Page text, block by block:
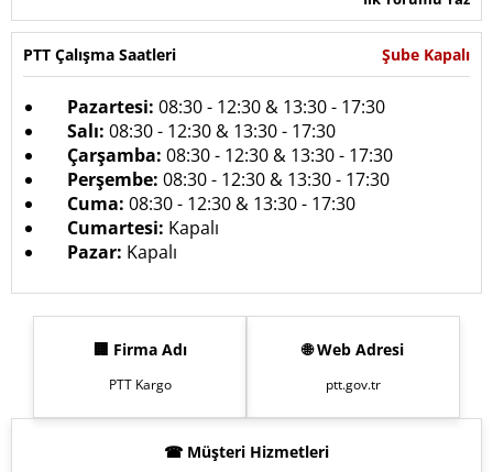
PTT Çalışma Saatleri Şube Kapalı
Pazartesi: 08:30 - 12:30 & 13:30 - 17:30
Salı: 08:30 - 12:30 & 13:30 - 17:30
Çarşamba: 08:30 - 12:30 & 13:30 - 17:30
Perşembe: 08:30 - 12:30 & 13:30 - 17:30
Cuma: 08:30 - 12:30 & 13:30 - 17:30
Cumartesi: Kapalı
Pazar: Kapalı
🏢 Firma Adı
PTT Kargo
🌐 Web Adresi
ptt.gov.tr
☎ Müşteri Hizmetleri